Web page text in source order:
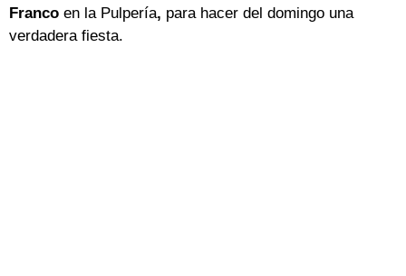
Franco en la Pulpería, para hacer del domingo una
verdadera fiesta.